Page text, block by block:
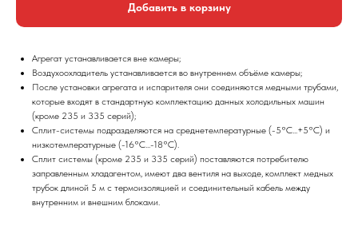
Добавить в корзину
Агрегат устанавливается вне камеры;
Воздухоохладитель устанавливается во внутреннем объёме камеры;
После установки агрегата и испарителя они соединяются медными трубами,
которые входят в стандартную комплектацию данных холодильных машин
(кроме 235 и 335 серий);
Сплит-системы подразделяются на среднетемпературные (-5°С...+5°С) и
низкотемпературные (-16°С...-18°С).
Сплит системы (кроме 235 и 335 серий) поставляются потребителю
заправленным хладагентом, имеют два вентиля на выходе, комплект медных
трубок длиной 5 м с термоизоляцией и соединительный кабель между
внутренним и внешним блоками.